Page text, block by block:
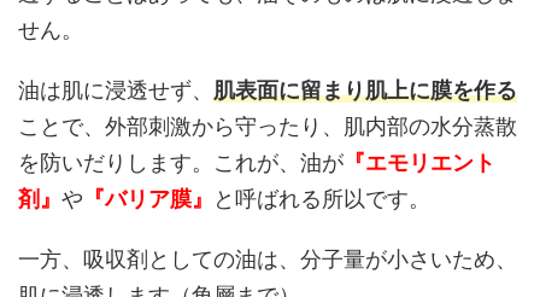
せん。
油は肌に浸透せず、 肌表面に留まり肌上に膜を作る
ことで、外部刺激から守ったり、肌内部の水分蒸散
を防いだりします。これが、油が 『エモリエント
剤』 や 『バリア膜』 と呼ばれる所以です。
一方、吸収剤としての油は、分子量が小さいため、